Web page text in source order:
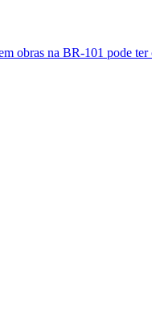
obras na BR-101 pode